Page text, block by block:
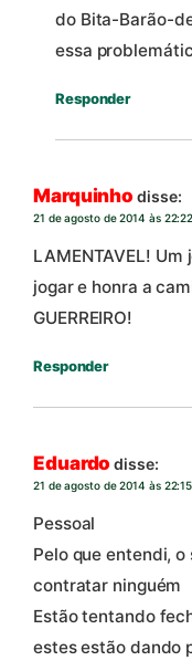
do Bita-Barão-
essa
Responder
Marquinho disse:
21 de agosto de 2014 às 22:22
LAMENTAVEL!
jogar e honra a
GUERREIRO!
Responder
Eduardo disse:
21 de agosto de 2014 às 22:15
Pessoal
Pelo que entendi,
contratar ninguém
Estão tentando
estes estão dando